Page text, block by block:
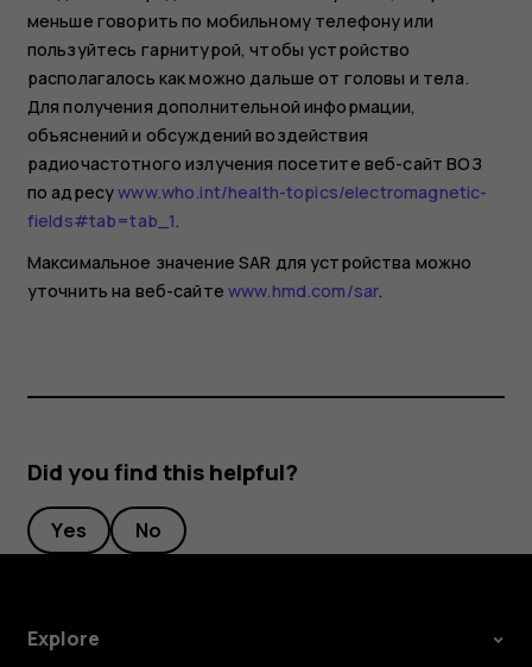
меньше говорить по мобильному телефону или
пользуйтесь гарнитурой, чтобы устройство
располагалось как можно дальше от головы и тела.
Для получения дополнительной информации,
объяснений и обсуждений воздействия
радиочастотного излучения посетите веб-сайт ВОЗ
по адресуwww.who.int/health-topics/electromagnetic-
fields#tab=tab_1.
Максимальное значение SAR для устройства можно
уточнить на веб-сайтеwww.hmd.com/sar.
Did you find this helpful?
Yes No
Explore